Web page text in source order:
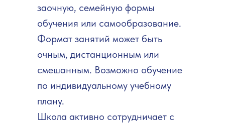
заочную, семейную формы
обучения или самообразование.
Формат занятий может быть
очным, дистанционным или
смешанным. Возможно обучение
по индивидуальному учебному
плану.
Школа активно сотрудничает с